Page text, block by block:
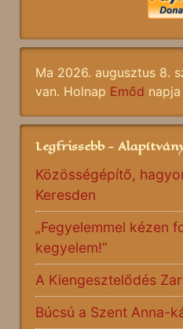
Ma 2026. augusztus 8.
van. Holnap Emőd
Legfrissebb -
Közösségépítő,
Keresden
„Fegyelemmel kézen
kegyelem!”
A Kiengesztelődés
Búcsú a Szent Anna-